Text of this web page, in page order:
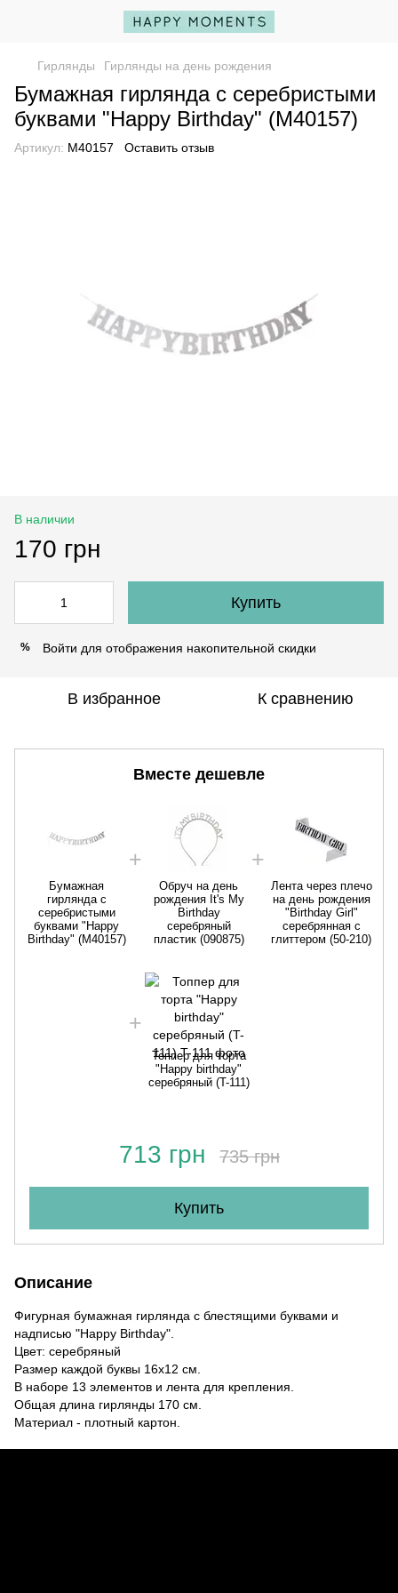
Гирлянды Гирлянды на день рождения
Бумажная гирлянда с серебристыми
буквами "Happy Birthday" (M40157)
Артикул: M40157 Оставить отзыв
В наличии
170 грн
Купить
% Войти для отображения накопительной скидки
В избранное К сравнению
Вместе дешевле
Бумажная
гирлянда с
серебристыми
буквами "Happy
Birthday" (M40157)
Обруч на день
рождения It's My
Birthday
серебряный
пластик (090875)
Лента через плечо
на день рождения
"Birthday Girl"
серебрянная с
глиттером (50-210)
Топпер для торта
"Happy birthday"
серебряный (T-111)
713 грн 735 грн
Купить
Описание
Фигурная бумажная гирлянда c блестящими буквами и
надписью "Happy Birthday".
Цвет: серебряный
Размер каждой буквы 16х12 см.
В наборе 13 элементов и лента для крепления.
Общая длина гирлянды 170 cм.
Материал - плотный картон.